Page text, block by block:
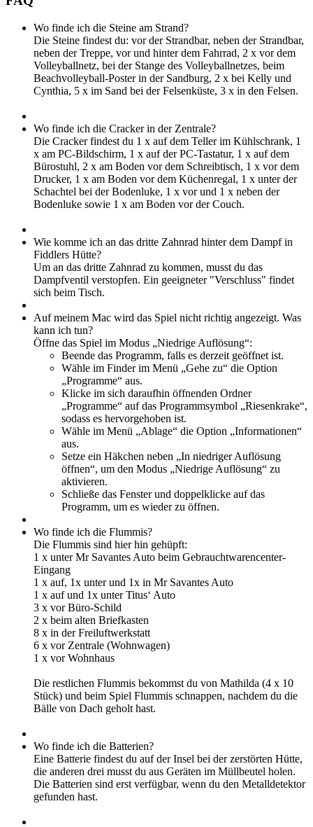
Wo finde ich die Steine am Strand?
Die Steine findest du: vor der Strandbar, neben der Strandbar,
neben der Treppe, vor und hinter dem Fahrrad, 2 x vor dem
Volleyballnetz, bei der Stange des Volleyballnetzes, beim
Beachvolleyball-Poster in der Sandburg, 2 x bei Kelly und
Cynthia, 5 x im Sand bei der Felsenküste, 3 x in den Felsen.
Wo finde ich die Cracker in der Zentrale?
Die Cracker findest du 1 x auf dem Teller im Kühlschrank, 1
x am PC-Bildschirm, 1 x auf der PC-Tastatur, 1 x auf dem
Bürostuhl, 2 x am Boden vor dem Schreibtisch, 1 x vor dem
Drucker, 1 x am Boden vor dem Küchenregal, 1 x unter der
Schachtel bei der Bodenluke, 1 x vor und 1 x neben der
Bodenluke sowie 1 x am Boden vor der Couch.
Wie komme ich an das dritte Zahnrad hinter dem Dampf in
Fiddlers Hütte?
Um an das dritte Zahnrad zu kommen, musst du das
Dampfventil verstopfen. Ein geeigneter "Verschluss" findet
sich beim Tisch.
Auf meinem Mac wird das Spiel nicht richtig angezeigt. Was
kann ich tun?
Öffne das Spiel im Modus „Niedrige Auflösung“:
Beende das Programm, falls es derzeit geöffnet ist.
Wähle im Finder im Menü „Gehe zu“ die Option
„Programme“ aus.
Klicke im sich daraufhin öffnenden Ordner
„Programme“ auf das Programmsymbol „Riesenkrake“,
sodass es hervorgehoben ist.
Wähle im Menü „Ablage“ die Option „Informationen“
aus.
Setze ein Häkchen neben „In niedriger Auflösung
öffnen“, um den Modus „Niedrige Auflösung“ zu
aktivieren.
Schließe das Fenster und doppelklicke auf das
Programm, um es wieder zu öffnen.
Wo finde ich die Flummis?
Die Flummis sind hier hin gehüpft:
1 x unter Mr Savantes Auto beim Gebrauchtwarencenter-
Eingang
1 x auf, 1x unter und 1x in Mr Savantes Auto
1 x auf und 1x unter Titus‘ Auto
3 x vor Büro-Schild
2 x beim alten Briefkasten
8 x in der Freiluftwerkstatt
6 x vor Zentrale (Wohnwagen)
1 x vor Wohnhaus
Die restlichen Flummis bekommst du von Mathilda (4 x 10
Stück) und beim Spiel Flummis schnappen, nachdem du die
Bälle von Dach geholt hast.
Wo finde ich die Batterien?
Eine Batterie findest du auf der Insel bei der zerstörten Hütte,
die anderen drei musst du aus Geräten im Müllbeutel holen.
Die Batterien sind erst verfügbar, wenn du den Metalldetektor
gefunden hast.